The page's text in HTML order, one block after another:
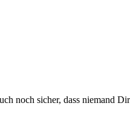
noch sicher, dass niemand